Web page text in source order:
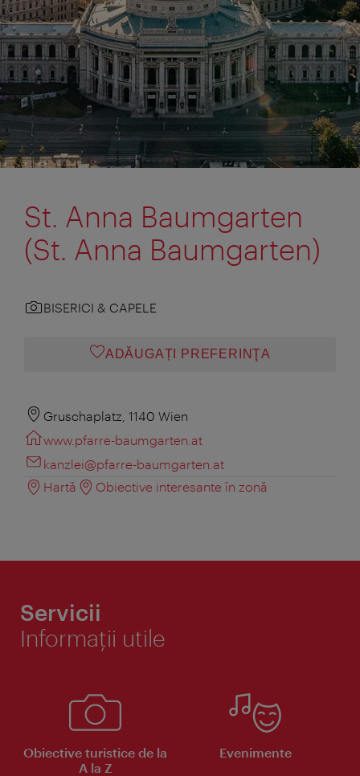
St. Anna Baumgarten
(St. Anna Baumgarten)
BISERICI & CAPELE
ADĂUGAȚI PREFERINŢA
Gruschaplatz, 1140 Wien
www.pfarre-baumgarten.at
kanzlei@pfarre-baumgarten.at
Hartă
Obiective interesante în zonă
Servicii
Informaţii utile
Obiective turistice de la
A la Z
Evenimente